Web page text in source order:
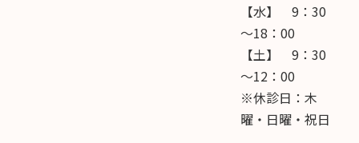
【水】 9：30
～18：00
【土】 9：30
～12：00
※休診日：木
曜・日曜・祝日